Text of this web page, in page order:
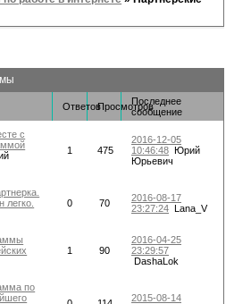
ОтветовПросмотровПоследнее
сообщение
с
1 475
2016-12-05
10:46:48
Юрий
Юрьевич
легко.
0 70
2016-08-17
23:27:24
Lana_V
1 90
2016-04-25
23:29:57
DashaLok
по
2015-08-14